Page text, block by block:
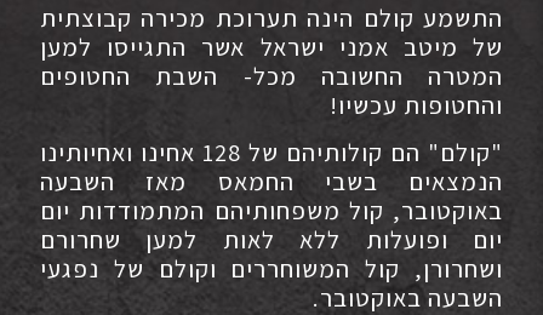
התשמע קולם הינה תערוכת מכירה קבוצתית
של מיטב אמני ישראל אשר התגייסו למען
המטרה החשובה מכל- השבת החטופים
והחטופות עכשיו!
"קולם" הם קולותיהם של 128 אחינו ואחיותינו
הנמצאים בשבי החמאס מאז השבעה
באוקטובר, קול משפחותיהם המתמודדות יום
יום ופועלות ללא לאות למען שחרורם
ושחרורן, קול המשוחררים וקולם של נפגעי
השבעה באוקטובר.